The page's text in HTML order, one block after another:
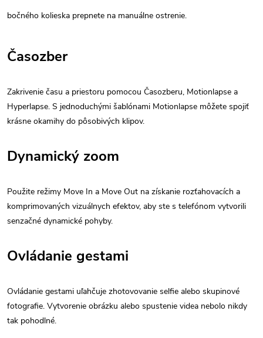
bočného kolieska prepnete na manuálne ostrenie.
Časozber
Zakrivenie času a priestoru pomocou Časozberu, Motionlapse a
Hyperlapse. S jednoduchými šablónami Motionlapse môžete spojiť
krásne okamihy do pôsobivých klipov.
Dynamický zoom
Použite režimy Move In a Move Out na získanie rozťahovacích a
komprimovaných vizuálnych efektov, aby ste s telefónom vytvorili
senzačné dynamické pohyby.
Ovládanie gestami
Ovládanie gestami uľahčuje zhotovovanie selfie alebo skupinové
fotografie. Vytvorenie obrázku alebo spustenie videa nebolo nikdy
tak pohodlné.